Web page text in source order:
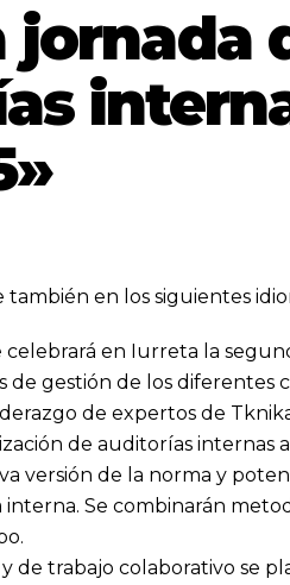
jornada
en los siguientes
celebrará en Iurreta la
de gestión de los diferentes
de expertos de
de auditorías internas
versión de la norma y
Se combinarán
de trabajo colaborativo se